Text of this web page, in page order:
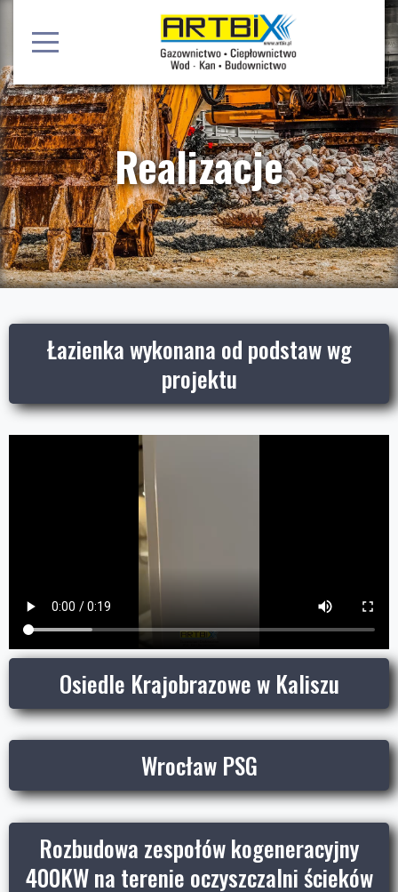
Realizacje
Łazienka wykonana od podstaw wg
projektu
Osiedle Krajobrazowe w Kaliszu
Wrocław PSG
Rozbudowa zespołów kogeneracyjny
400KW na terenie oczyszczalni ścieków